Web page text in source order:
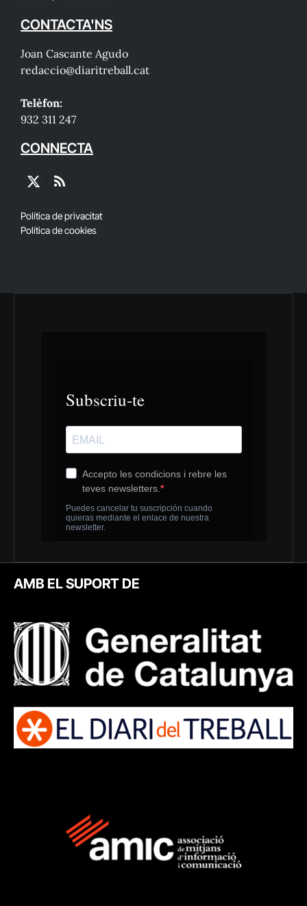
CONTACTA'NS
Joan Cascante Agudo
redaccio@diaritreball.cat
Telèfon:
932 311 247
CONNECTA
X
RSS
Política de privacitat
Política de cookies
AMB EL SUPORT DE